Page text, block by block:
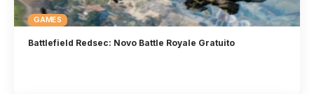
GAMES
Battlefield Redsec: Novo Battle Royale Gratuito